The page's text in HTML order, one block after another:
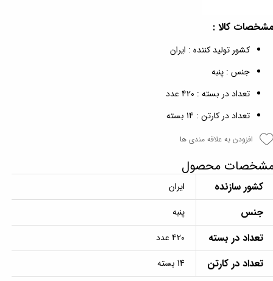
کالا :
کشور تولید کننده : ایران
جنس : پنبه
تعداد در بسته : 420 عدد
تعداد در کارتن : 14 بسته
افزودن به علاقه مندی ها
محصول
کشور سازنده ایران
جنس پنبه
تعداد در بسته 420 عدد
تعداد در کارتن 14 بسته